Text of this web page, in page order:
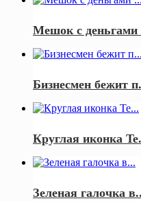
Мешок с деньгами
Бизнесмен бежит
Круглая иконка
Зеленая галочка